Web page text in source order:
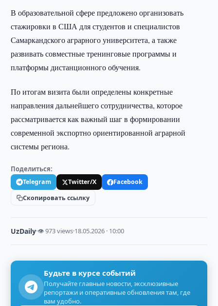
В образовательной сфере предложено организовать
стажировки в США для студентов и специалистов
Самаркандского аграрного университета, а также
развивать совместные тренинговые программы и
платформы дистанционного обучения.
По итогам визита были определены конкретные
направления дальнейшего сотрудничества, которое
рассматривается как важный шаг в формировании
современной экспортно ориентированной аграрной
системы региона.
Поделиться:
Telegram Twitter/X
Facebook
Скопировать ссылку
UzDaily·👁 973 views·18.05.2026 · 10:00
Будьте в курсе событий
Получайте главные новости, эксклюзивные
репортажи и оперативные обновления там, где
вам удобно.